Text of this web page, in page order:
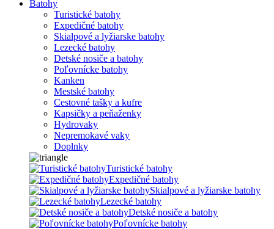
Batohy
Turistické batohy
Expedičné batohy
Skialpové a lyžiarske batohy
Lezecké batohy
Detské nosiče a batohy
Poľovnícke batohy
Kanken
Mestské batohy
Cestovné tašky a kufre
Kapsičky a peňaženky
Hydrovaky
Nepremokavé vaky
Doplnky
Turistické batohy
Expedičné batohy
Skialpové a lyžiarske batohy
Lezecké batohy
Detské nosiče a batohy
Poľovnícke batohy